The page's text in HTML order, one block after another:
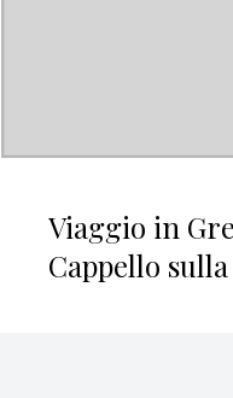
Viaggio in
Cappello